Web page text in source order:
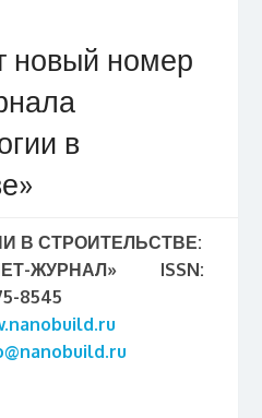
новый номер
в
В СТРОИТЕЛЬСТВЕ:
ЖУРНАЛ» ISSN:
8545